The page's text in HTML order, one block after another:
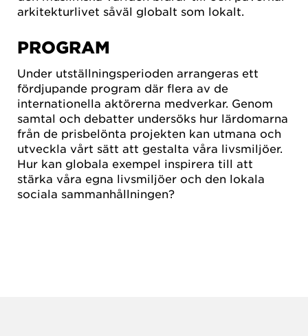
arkitekturlivet såväl globalt som lokalt.
PROGRAM
Under utställningsperioden arrangeras ett
fördjupande program där flera av de
internationella aktörerna medverkar. Genom
samtal och debatter undersöks hur lärdomarna
från de prisbelönta projekten kan utmana och
utveckla vårt sätt att gestalta våra livsmiljöer.
Hur kan globala exempel inspirera till att
stärka våra egna livsmiljöer och den lokala
sociala sammanhållningen?